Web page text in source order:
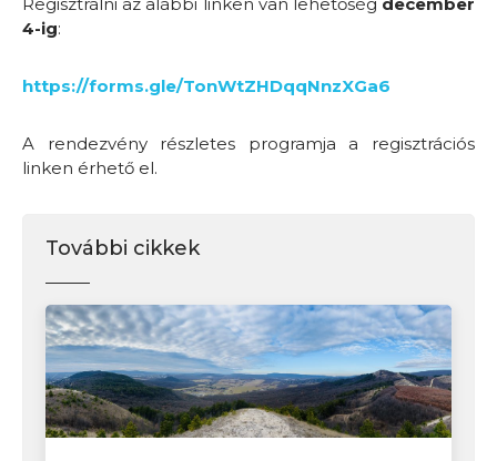
4-ig:
https://forms.gle/TonWtZHDqqNnzXGa6
A rendezvény részletes programja a regisztrációs
linken érhető el.
További cikkek